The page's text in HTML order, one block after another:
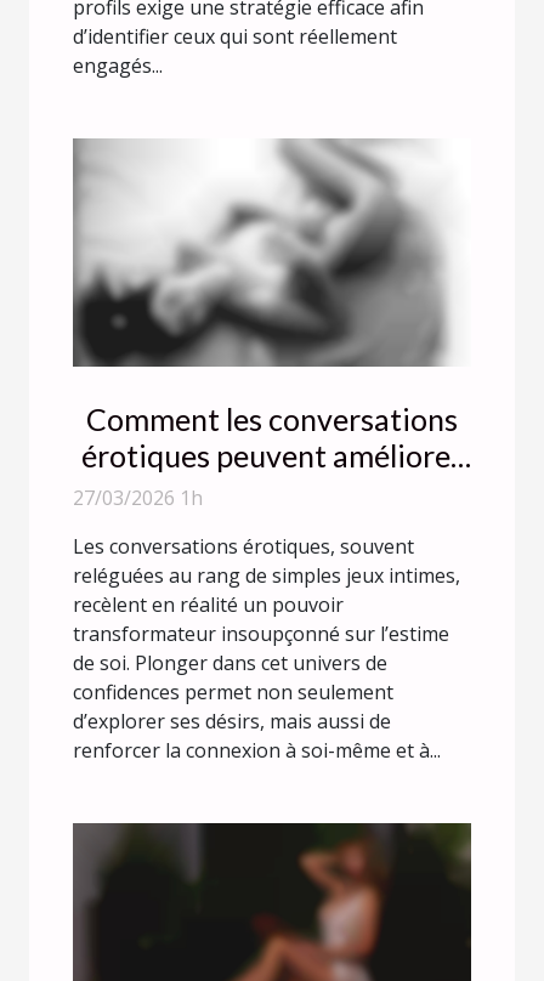
profils exige une stratégie efficace afin
d’identifier ceux qui sont réellement
engagés...
Comment les conversations
érotiques peuvent améliorer
la confiance en soi ?
27/03/2026 1h
Les conversations érotiques, souvent
reléguées au rang de simples jeux intimes,
recèlent en réalité un pouvoir
transformateur insoupçonné sur l’estime
de soi. Plonger dans cet univers de
confidences permet non seulement
d’explorer ses désirs, mais aussi de
renforcer la connexion à soi-même et à...